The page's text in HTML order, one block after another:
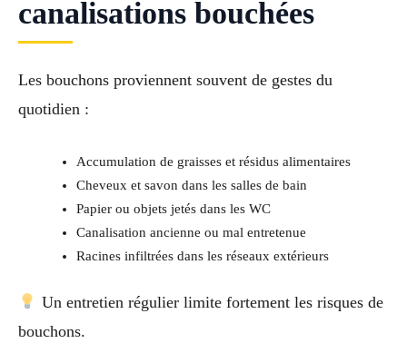
canalisations bouchées
Les bouchons proviennent souvent de gestes du
quotidien :
Accumulation de graisses et résidus alimentaires
Cheveux et savon dans les salles de bain
Papier ou objets jetés dans les WC
Canalisation ancienne ou mal entretenue
Racines infiltrées dans les réseaux extérieurs
Un entretien régulier limite fortement les risques de
bouchons.